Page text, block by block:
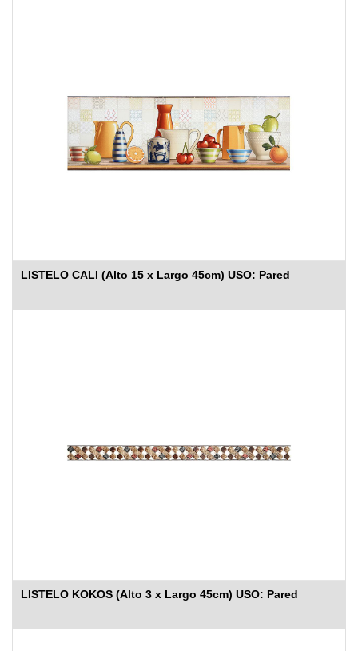
LISTELO CALI (Alto 15 x Largo 45cm) USO: Pared
LISTELO KOKOS (Alto 3 x Largo 45cm) USO: Pared